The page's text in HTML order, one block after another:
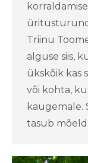
Triinu
alguse siis,
ükskõik kas
või kohta,
kaugemale.
tasub